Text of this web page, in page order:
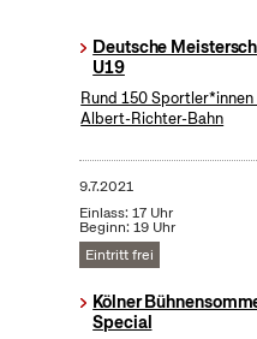
Deutsche
U19
Rund 150
Albert-Richter-Bahn
9.7.2021
Einlass: 17 Uhr
Beginn: 19 Uhr
Eintritt frei
Kölner
Special